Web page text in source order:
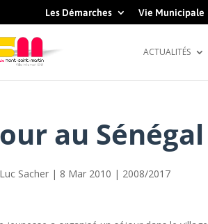
Les Démarches Vie Municipale
ACTUALITÉS
au Sénégal
Sacher | 8 Mar 2010 | 2008/2017